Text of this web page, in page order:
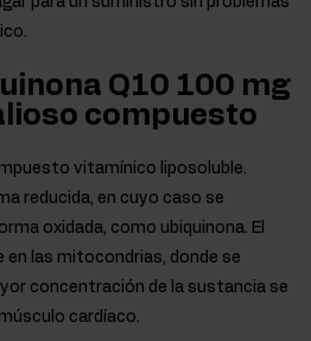
Q10 100 mg
compuesto
vitamínico liposoluble.
reducida, en cuyo caso se
oxidada, como ubiquinona. El
las mitocondrias, donde se
concentración de la sustancia se
cardíaco.